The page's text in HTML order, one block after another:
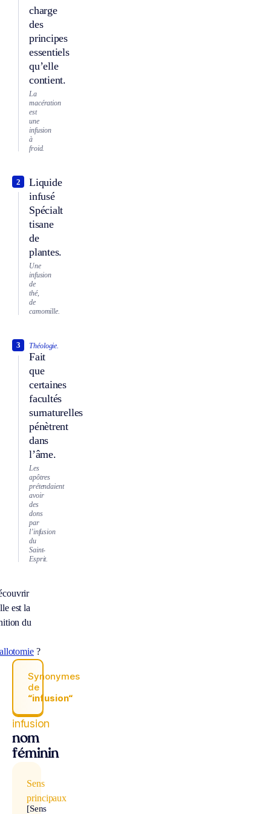
charge
des
principes
essentiels
qu’elle
contient.
La
macération
est
une
infusion
à
froid.
Liquide
infusé
Spécialt
tisane
de
plantes.
2
Une
infusion
de
thé,
de
camomille.
Théologie.
Fait
que
certaines
facultés
surnaturelles
pénètrent
dans
l’âme.
3
Les
apôtres
prétendaient
avoir
des
dons
par
l’infusion
du
Saint-
Esprit.
est la
du
?
Synonymes
de
“infusion“
infusion
nom
féminin
Sens
principaux
[Sens